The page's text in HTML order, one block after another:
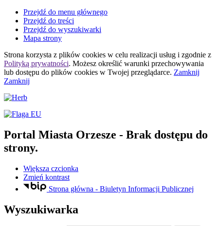
Przejdź do menu głównego
Przejdź do treści
Przejdź do wyszukiwarki
Mapa strony
Strona korzysta z plików cookies w celu realizacji usług i zgodnie z
Polityką prywatności. Możesz określić warunki przechowywania
lub dostępu do plików cookies w Twojej przeglądarce. Zamknij
Zamknij
Portal Miasta Orzesze - Brak dostępu do
strony.
Większa czcionka
Zmień kontrast
Strona główna - Biuletyn Informacji Publicznej
Wyszukiwarka